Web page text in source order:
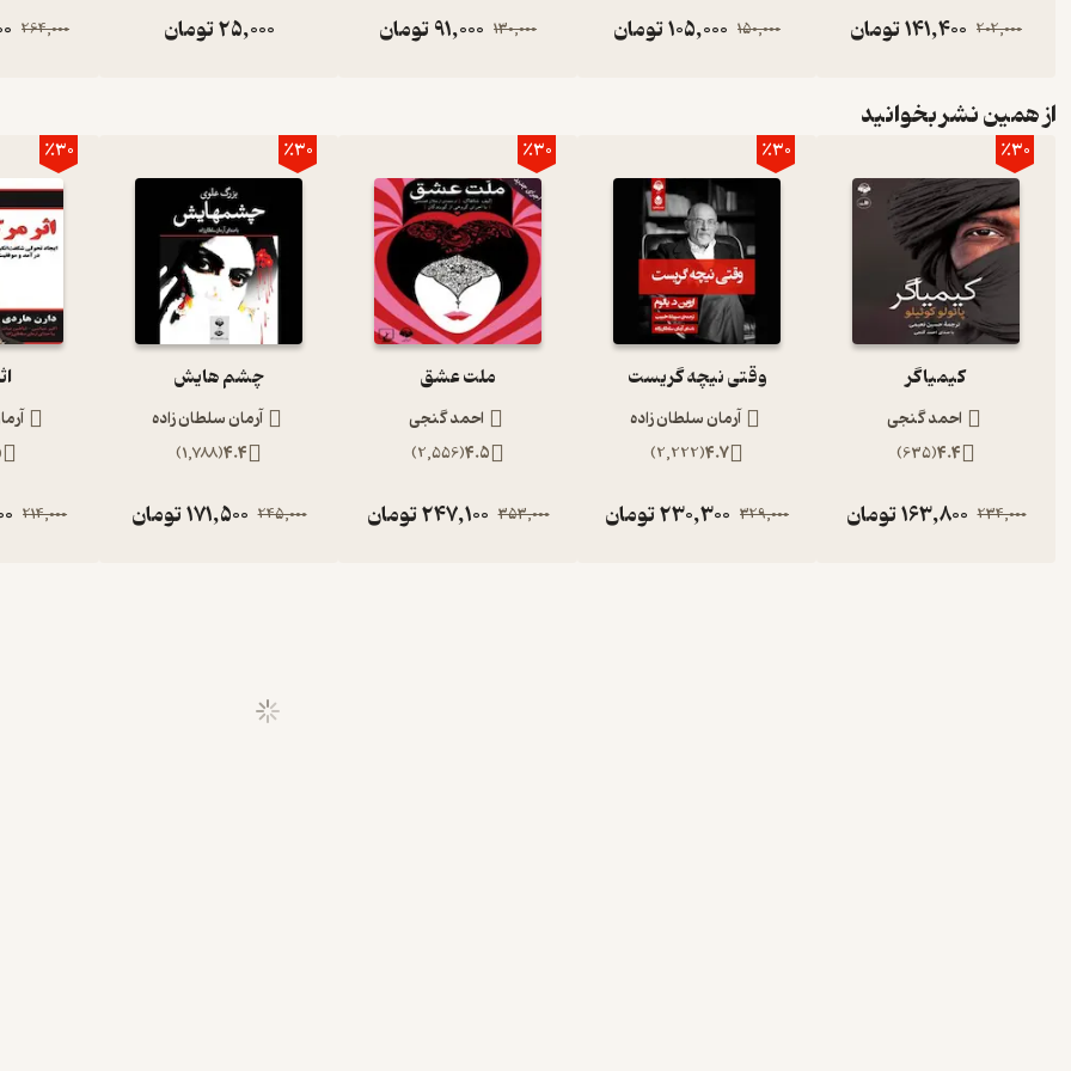
کتاب صوتی موش‌ها و آدم‌ها در دسته‌ی کتاب‌های داستان و ادبیات آمریکایی قرار دارد. این کتاب مناسب برای گروه سنی بزرگ‌سال است. کتاب
رویاهای خود را رها نکرده‌اند و می‌کوشند تا شاید روزی آنها را به واقعیت تبدیل کنند. جان اشتاین بک در این رمان شخصیت‌های تاثیر‌گذاری را خلق
کرده است که خواننده را به تفکری عمیق وا ‌می‌دارد.
202,000
141,400تومان 150,000
105,000تومان 130,000
91,000تومان 25,000تومان 264,000
از همین نشر بخوانید
٪30
کیمیاگر
احمد گنجی
4.4
(
635
)
234,000
163,800تومان
٪30
وقتی نیچه گریست
آرمان سلطان زاده
4.7
(
2,222
)
329,000
230,300تومان
٪30
ملت عشق
احمد گنجی
4.5
(
2,556
)
353,000
247,100تومان
٪30
چشم هایش
آرمان سلطان زاده
4.4
(
1,788
)
245,000
171,500تومان
٪30
214,000